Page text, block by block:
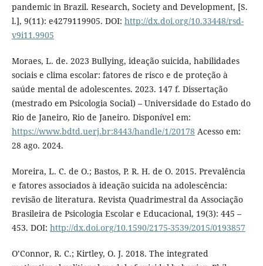
pandemic in Brazil. Research, Society and Development, [S.
l.], 9(11): e4279119905. DOI: http://dx.doi.org/10.33448/rsd-
v9i11.9905
Moraes, L. de. 2023 Bullying, ideação suicida, habilidades
sociais e clima escolar: fatores de risco e de proteção à
saúde mental de adolescentes. 2023. 147 f. Dissertação
(mestrado em Psicologia Social) – Universidade do Estado do
Rio de Janeiro, Rio de Janeiro. Disponível em:
https://www.bdtd.uerj.br:8443/handle/1/20178 Acesso em:
28 ago. 2024.
Moreira, L. C. de O.; Bastos, P. R. H. de O. 2015. Prevalência
e fatores associados à ideação suicida na adolescência:
revisão de literatura. Revista Quadrimestral da Associação
Brasileira de Psicologia Escolar e Educacional, 19(3): 445 –
453. DOI: http://dx.doi.org/10.1590/2175-3539/2015/0193857
O’Connor, R. C.; Kirtley, O. J. 2018. The integrated